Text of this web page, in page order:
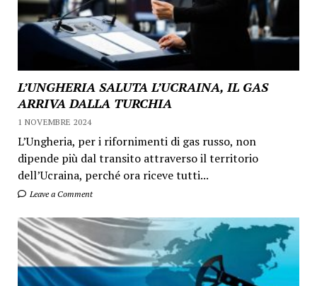
L’UNGHERIA SALUTA L’UCRAINA, IL GAS
ARRIVA DALLA TURCHIA
1 NOVEMBRE 2024
L’Ungheria, per i rifornimenti di gas russo, non
dipende più dal transito attraverso il territorio
dell’Ucraina, perché ora riceve tutti...
Leave a Comment